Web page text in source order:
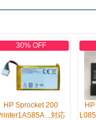
30% OFF
HP Sprocket 200
...対応